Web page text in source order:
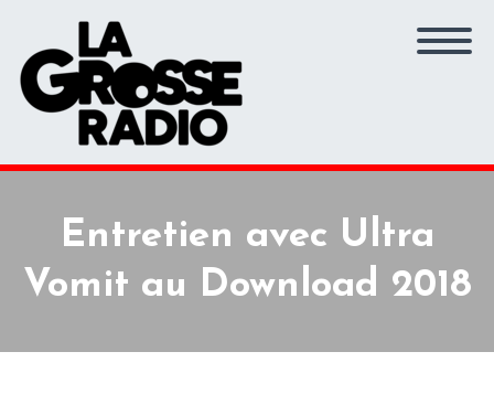
Entretien avec Ultra
Vomit au Download 2018